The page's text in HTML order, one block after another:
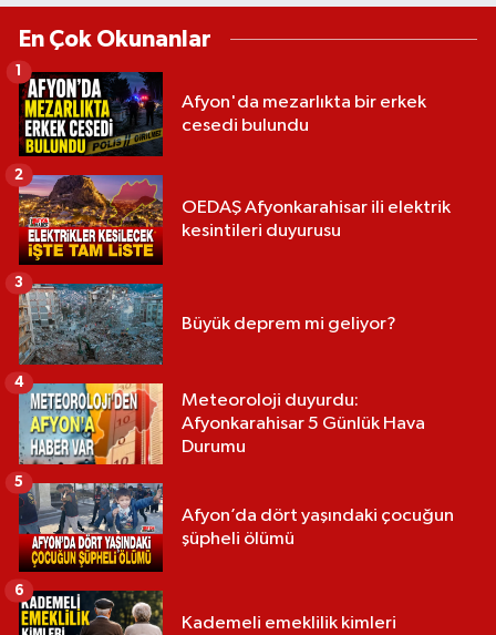
En Çok Okunanlar
Afyon'da mezarlıkta bir erkek
cesedi bulundu
1
OEDAŞ Afyonkarahisar ili elektrik
kesintileri duyurusu
2
Büyük deprem mi geliyor?
3
Meteoroloji duyurdu:
Afyonkarahisar 5 Günlük Hava
Durumu
4
Afyon’da dört yaşındaki çocuğun
şüpheli ölümü
5
Kademeli emeklilik kimleri
6